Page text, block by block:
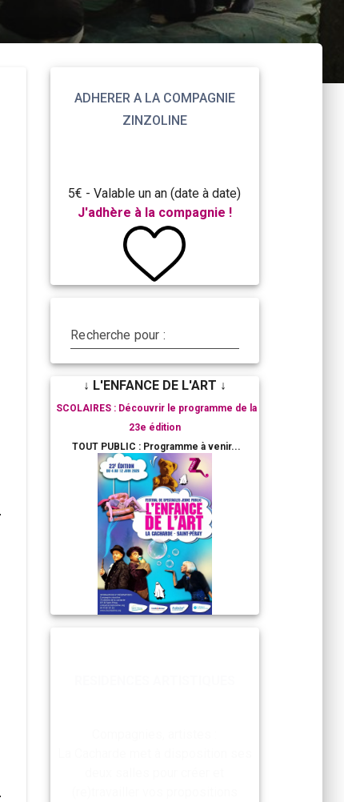
ADHERER A LA COMPAGNIE
ZINZOLINE
5€ - Valable un an (date à date)
J'adhère à la compagnie !
Recherche pour :
↓ L'ENFANCE DE L'ART ↓
SCOLAIRES : Découvrir le programme de la
23e édition
TOUT PUBLIC : Programme à venir...